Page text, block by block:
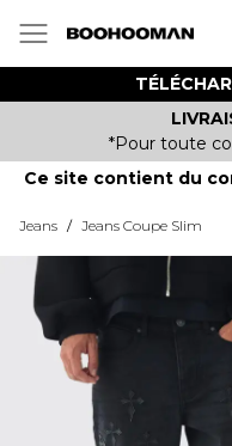
*Pour toute
Ce site contient du
Jeans / Jeans Coupe Slim